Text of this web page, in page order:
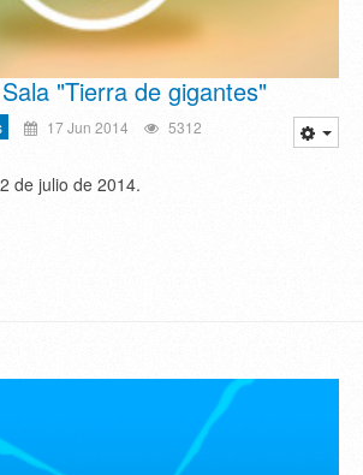
"Tierra de gigantes"
17 Jun 2014 5312
de julio de 2014.